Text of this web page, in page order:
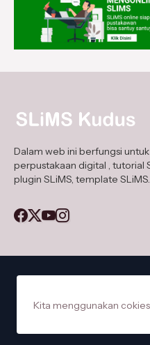
Dalam web ini berfungsi
perpustakaan digital , tutorial
plugin SLiMS, template SLiMS.
Design by
Kita menggunakan cokies